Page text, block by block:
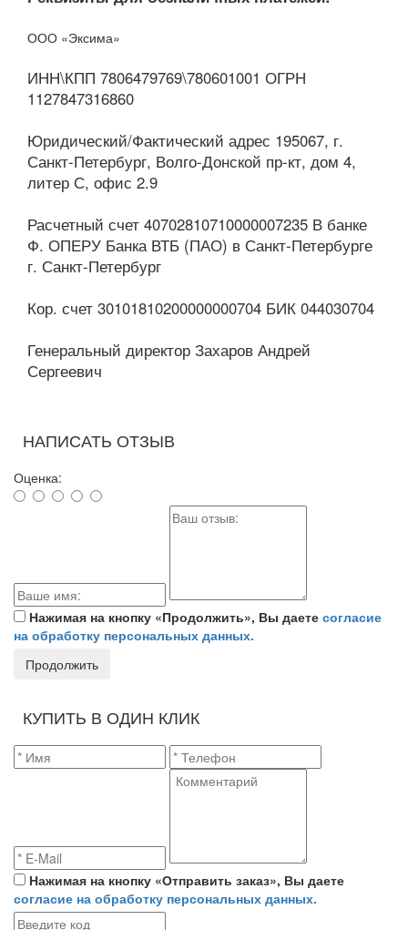
ООО «Эксима»
ИНН\КПП 7806479769\780601001 ОГРН
1127847316860
Юридический/Фактический адрес 195067, г.
Санкт-Петербург, Волго-Донской пр-кт, дом 4,
литер С, офис 2.9
Расчетный счет 40702810710000007235 В банке
Ф. ОПЕРУ Банка ВТБ (ПАО) в Санкт-Петербурге
г. Санкт-Петербург
Кор. счет 30101810200000000704 БИК 044030704
Генеральный директор Захаров Андрей
Сергеевич
НАПИСАТЬ ОТЗЫВ
Оценка:
Нажимая на кнопку «Продолжить», Вы даете согласие
на обработку персональных данных.
Продолжить
КУПИТЬ В ОДИН КЛИК
Нажимая на кнопку «Отправить заказ», Вы даете
согласие на обработку персональных данных.